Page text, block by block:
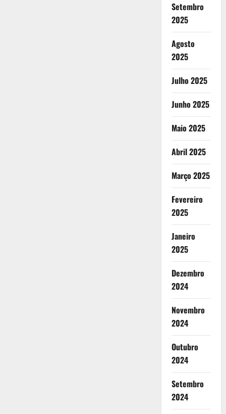
Setembro
2025
Agosto
2025
Julho 2025
Junho 2025
Maio 2025
Abril 2025
Março 2025
Fevereiro
2025
Janeiro
2025
Dezembro
2024
Novembro
2024
Outubro
2024
Setembro
2024